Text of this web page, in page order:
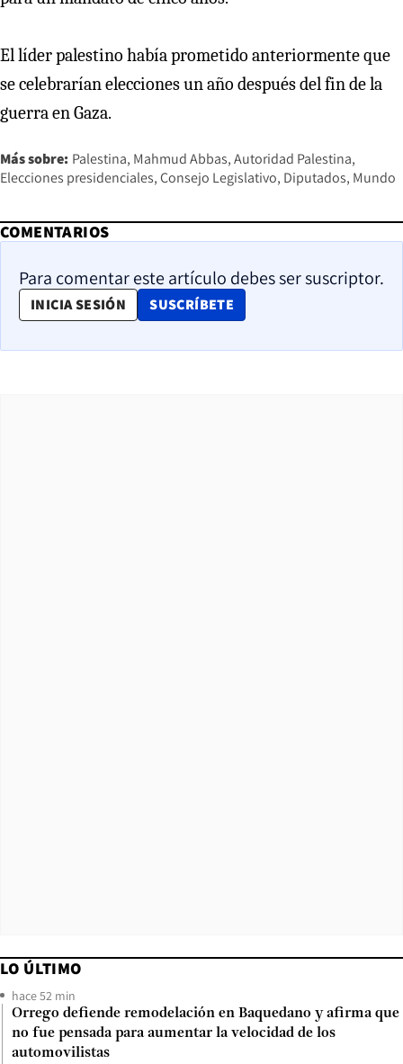
El líder palestino había prometido anteriormente que
se celebrarían elecciones un año después del fin de la
guerra en Gaza.
Más sobre: Palestina Mahmud Abbas Autoridad Palestina
Elecciones presidenciales Consejo Legislativo Diputados Mundo
COMENTARIOS
Para comentar este artículo debes ser suscriptor.
INICIA SESIÓN SUSCRÍBETE
OPENS IN NEW WINDOW
LO ÚLTIMO
hace 52 min
Orrego defiende remodelación en Baquedano y afirma que
no fue pensada para aumentar la velocidad de los
automovilistas